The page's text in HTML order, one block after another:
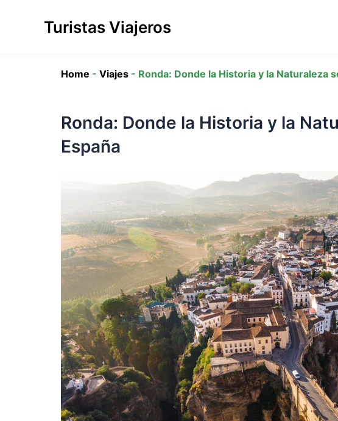
Turistas Viajeros
Home - Viajes - Ronda: Donde la Historia y la Naturaleza
Ronda: Donde la Historia y la
España